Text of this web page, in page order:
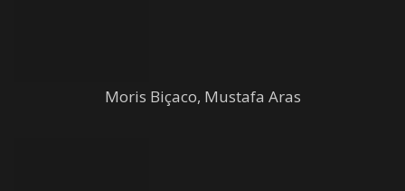
Moris Biçaco, Mustafa Aras